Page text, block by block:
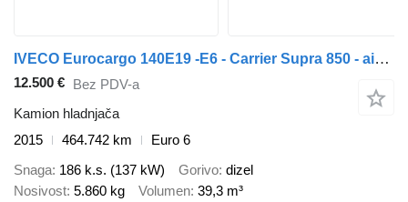
IVECO Eurocargo 140E19 -E6 - Carrier Supra 850 - air suspension rear
12.500 € Bez PDV-a
Kamion hladnjača
2015
464.742 km
Euro 6
Snaga 186 k.s. (137 kW) Gorivo dizel
Nosivost 5.860 kg Volumen 39,3 m³